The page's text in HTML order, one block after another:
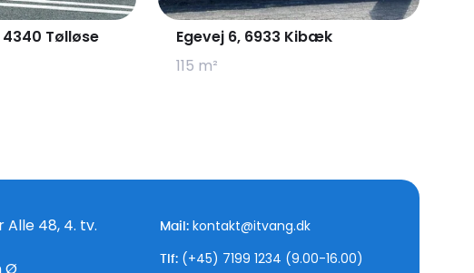
4340 Tølløse
Egevej 6, 6933 Kibæk
115 m²
48, 4. tv.
Mail: kontakt@itvang.dk
Tlf: (+45) 7199 1234 (9.00-16.00)